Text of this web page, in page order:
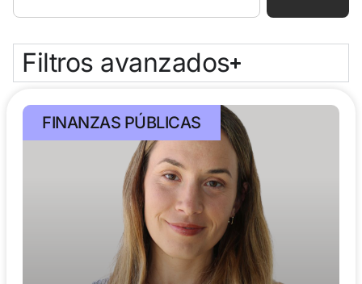
Filtros avanzados
FINANZAS PÚBLICAS